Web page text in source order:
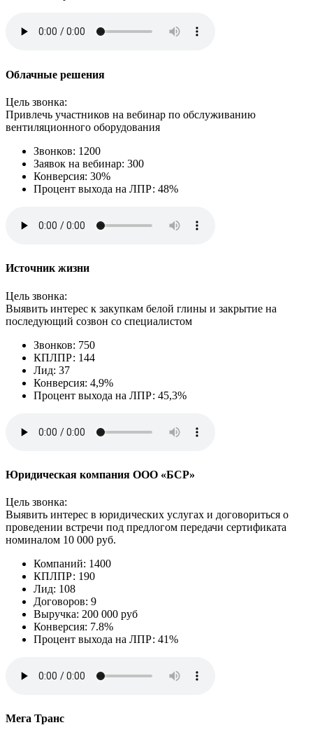
Облачные решения
Цель звонка:
Привлечь участников на вебинар по обслуживанию
вентиляционного оборудования
Звонков: 1200
Заявок на вебинар: 300
Конверсия: 30%
Процент выхода на ЛПР: 48%
Источник жизни
Цель звонка:
Выявить интерес к закупкам белой глины и закрытие на
последующий созвон со специалистом
Звонков: 750
КПЛПР: 144
Лид: 37
Конверсия: 4,9%
Процент выхода на ЛПР: 45,3%
Юридическая компания ООО «БСР»
Цель звонка:
Выявить интерес в юридических услугах и договориться о
проведении встречи под предлогом передачи сертификата
номиналом 10 000 руб.
Компаний: 1400
КПЛПР: 190
Лид: 108
Договоров: 9
Выручка: 200 000 руб
Конверсия: 7.8%
Процент выхода на ЛПР: 41%
Мега Транс